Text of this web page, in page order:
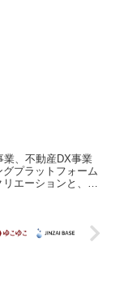
業、不動産DX事業
プラットフォーム
エーションと、ト